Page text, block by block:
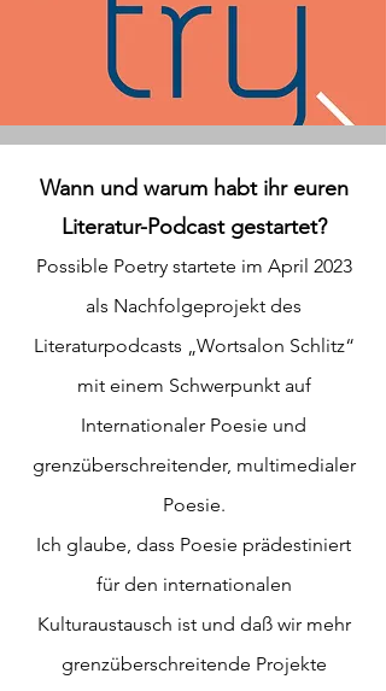
Wann und warum habt ihr euren
Literatur-Podcast gestartet?
Possible Poetry startete im April 2023
als Nachfolgeprojekt des
Literaturpodcasts „Wortsalon Schlitz“
mit einem Schwerpunkt auf
Internationaler Poesie und
grenzüberschreitender, multimedialer
Poesie.
Ich glaube, dass Poesie prädestiniert
für den internationalen
Kulturaustausch ist und daß wir mehr
grenzüberschreitende Projekte